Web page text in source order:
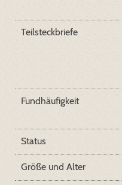
Teilsteckbriefe
Fundhäufigkeit
Status
Größe und Alter